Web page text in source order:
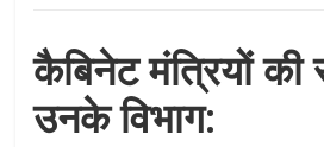
कैबिनेट मंत्रियों
उनके विभाग: